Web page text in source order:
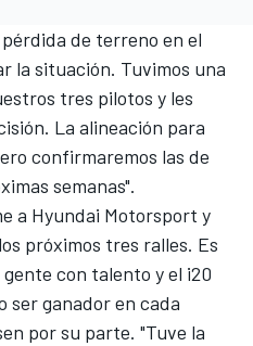
pérdida de terreno en el
la situación. Tuvimos una
tres pilotos y les
La alineación para
confirmaremos las de
semanas".
a Hyundai Motorsport y
próximos tres ralles. Es
con talento y el i20
ser ganador en cada
por su parte. "Tuve la